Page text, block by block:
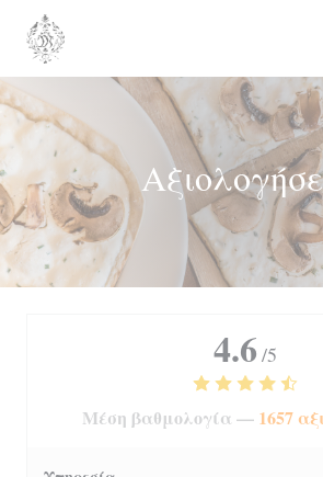
Πίνακας διαχείρισης "Μπισκότων"
4.6 /5
Μέση βαθμολογία — 1657